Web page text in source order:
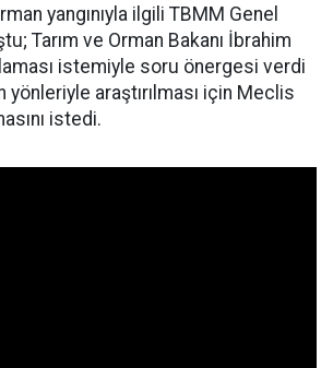
yangınıyla ilgili TBMM Genel
Tarım ve Orman Bakanı İbrahim
istemiyle soru önergesi verdi
yönleriyle araştırılması için Meclis
istedi.